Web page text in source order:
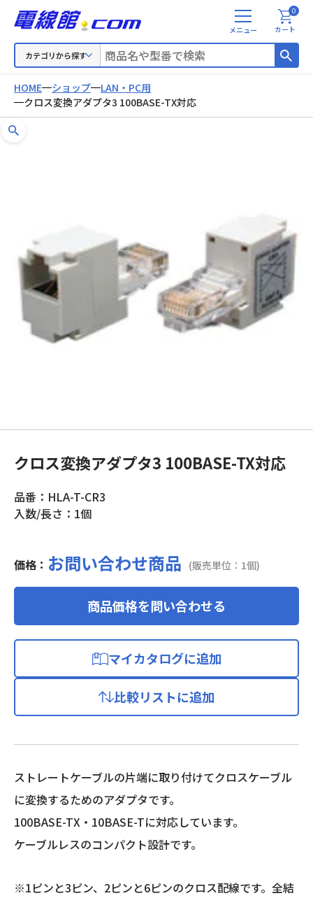
カテゴリから探す
メ
ニ
カート
0
HOME ショップ
LAN・PC用
クロス変換アダプタ3 100BASE-TX対応
クロス変換アダプタ3 100BASE-TX対応
品番：HLA-T-CR3
入数/長さ：1個
価格： お問い合わせ商品 (販売単位：1個)
商品価格を問い合わせる
マイカタログに追加
比較リストに追加
ストレートケーブルの片端に取り付けてクロスケーブル
に変換するためのアダプタです。
100BASE-TX・10BASE-Tに対応しています。
ケーブルレスのコンパクト設計です。
※1ピンと3ピン、2ピンと6ピンのクロス配線です。全結